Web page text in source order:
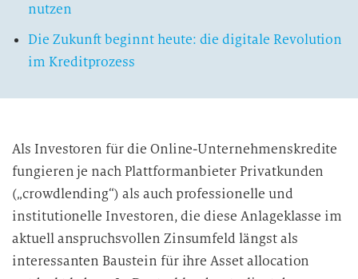
nutzen
Die Zukunft beginnt heute: die digitale Revolution
im Kreditprozess
Als Investoren für die Online-Unternehmenskredite
fungieren je nach Plattformanbieter Privatkunden
(„crowdlending“) als auch professionelle und
institutionelle Investoren, die diese Anlageklasse im
aktuell anspruchsvollen Zinsumfeld längst als
interessanten Baustein für ihre Asset allocation